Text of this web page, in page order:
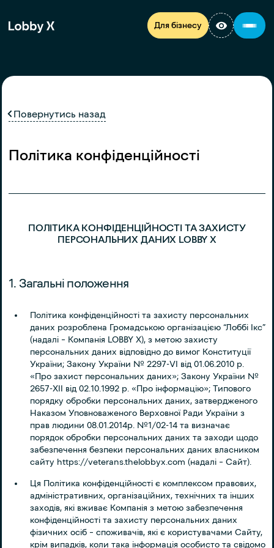
Для бізнесу
Повернутись назад
Політика конфіденційності
ПОЛІТИКА КОНФІДЕНЦІЙНОСТІ ТА ЗАХИСТУ
ПЕРСОНАЛЬНИХ ДАНИХ LOBBY X
1. Загальні положення
Політика конфіденційності та захисту персональних
даних розроблена Громадською організацією “Лоббі Ікс”
(надалі – Компанія LOBBY X), з метою захисту
персональних даних відповідно до вимог Конституції
України; Закону України № 2297-VI від 01.06.2010 р.
«Про захист персональних даних»; Закону України №
2657-XII від 02.10.1992 р. «Про інформацію»; Типового
порядку обробки персональних даних, затвердженого
Наказом Уповноваженого Верховної Ради України з
прав людини 08.01.2014р. №1/02-14 та визначає
порядок обробки персональних даних та заходи щодо
забезпечення безпеки персональних даних власником
сайту https://veterans.thelobbyx.com (надалі – Сайт).
Ця Політика конфіденційності є комплексом правових,
адміністративних, організаційних, технічних та інших
заходів, які вживає Компанія з метою забезпечення
конфіденційності та захисту персональних даних
фізичних осіб – споживачів, які є користувачами Сайту,
крім випадків, коли така інформація особисто та свідомо